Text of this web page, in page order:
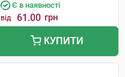
Є в наявності
від 61.00 грн
КУПИТИ